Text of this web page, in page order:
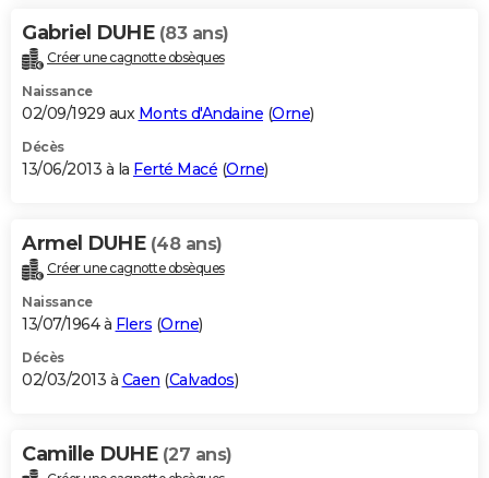
Gabriel DUHE (83 ans)
Créer une cagnotte obsèques
Naissance
02/09/1929 aux Monts d'Andaine (Orne)
Décès
13/06/2013 à la Ferté Macé (Orne)
Armel DUHE (48 ans)
Créer une cagnotte obsèques
Naissance
13/07/1964 à Flers (Orne)
Décès
02/03/2013 à Caen (Calvados)
Camille DUHE (27 ans)